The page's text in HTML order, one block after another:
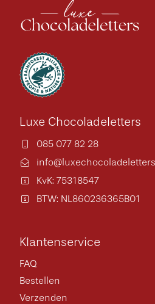
Luxe Chocoladeletters
085 077 82 28
KvK: 75318547
BTW: NL860236365B01
Klantenservice
FAQ
Bestellen
Verzenden